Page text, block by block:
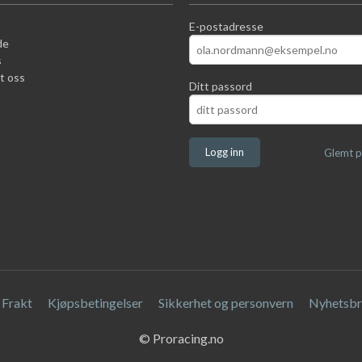
oss
E-postadresse
Ditt passord
Glemt
Frakt Kjøpsbetingelser Sikkerhet og personvern
© Proracing.no